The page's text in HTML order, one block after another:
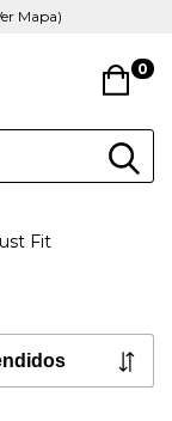
Mapa)
0
Fit